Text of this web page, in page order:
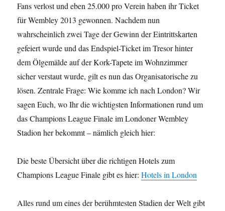
Fans verlost und eben 25.000 pro Verein haben ihr Ticket
für Wembley 2013 gewonnen. Nachdem nun
wahrscheinlich zwei Tage der Gewinn der Eintrittskarten
gefeiert wurde und das Endspiel-Ticket im Tresor hinter
dem Ölgemälde auf der Kork-Tapete im Wohnzimmer
sicher verstaut wurde, gilt es nun das Organisatorische zu
lösen. Zentrale Frage: Wie komme ich nach London? Wir
sagen Euch, wo Ihr die wichtigsten Informationen rund um
das Champions League Finale im Londoner Wembley
Stadion her bekommt – nämlich gleich hier:
Die beste Übersicht über die richtigen Hotels zum
Champions League Finale gibt es hier:Hotels in London
Alles rund um eines der berühmtesten Stadien der Welt gibt